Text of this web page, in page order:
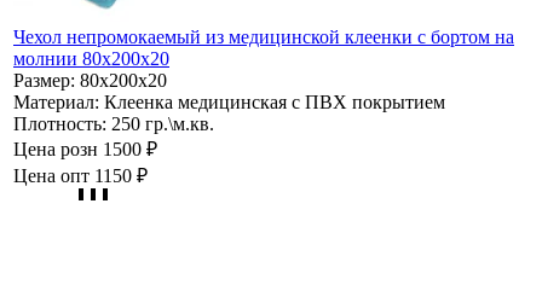
Чехол непромокаемый из медицинской клеенки с бортом на
молнии 80х200х20
Размер: 80х200х20
Материал: Клеенка медицинская с ПВХ покрытием
Плотность: 250 гр.\м.кв.
Цена розн 1500 ₽
Цена опт 1150 ₽